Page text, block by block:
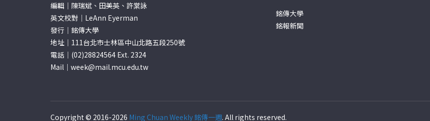
編輯｜陳瑞斌、田美英、許棠詠
英文校對｜LeAnn Eyerman
發行｜銘傳大學
地址｜111台北市士林區中山北路五段250號
電話｜(02)28824564 Ext. 2324
Mail｜ week@mail.mcu.edu.tw
銘傳大學
銘報新聞
Copyright © 2016-2026 Ming Chuan Weekly 銘傳一週. All rights reserved.